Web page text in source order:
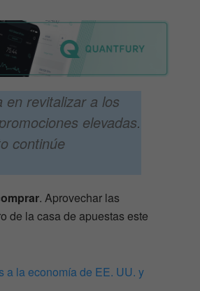
en revitalizar a los
elevadas.
continúe
. Aprovechar las
de la casa de apuestas este
a la economía de EE. UU. y